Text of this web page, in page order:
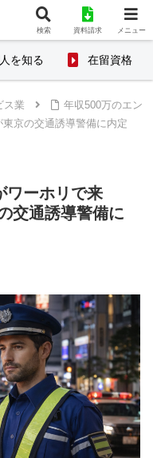
を知る 在留資格
ス業
年収500万のエン
京の交通誘導警備に内定
ワーホリで来
交通誘導警備に
検索 資料請求 メニュー